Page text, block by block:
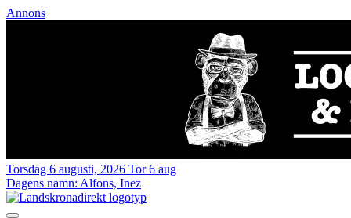
Annons
Torsdag 6 augusti, 2026 Tor 6 aug
Dagens namn: Alfons, Inez